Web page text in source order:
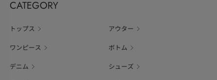
CATEGORY
トップス アウター
ワンピース ボトム
デニム シューズ